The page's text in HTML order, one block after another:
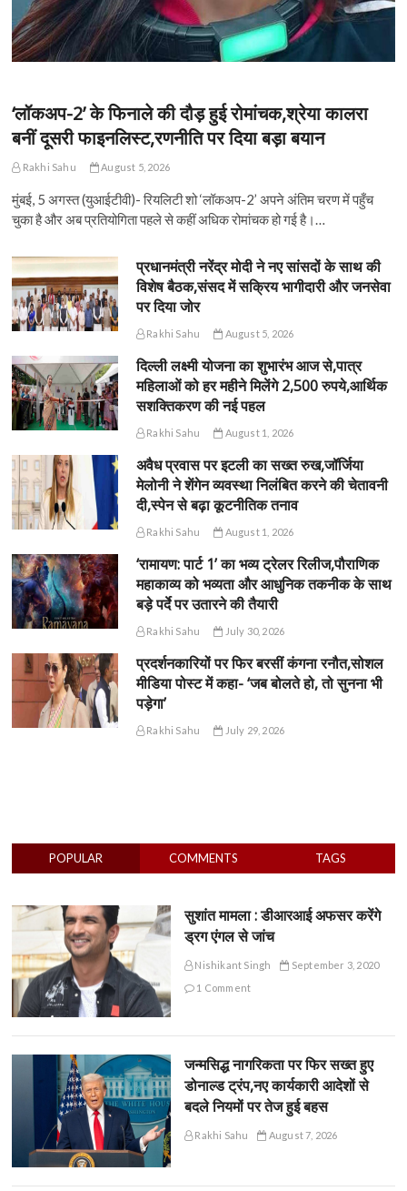
‘लॉकअप-2’ के फिनाले की दौड़ हुई रोमांचक,श्रेया कालरा
बनीं दूसरी फाइनलिस्ट,रणनीति पर दिया बड़ा बयान
Rakhi Sahu August 5, 2026
मुंबई, 5 अगस्त (युआईटीवी)- रियलिटी शो ‘लॉकअप-2’ अपने अंतिम चरण में पहुँच
चुका है और अब प्रतियोगिता पहले से कहीं अधिक रोमांचक हो गई है।…
प्रधानमंत्री नरेंद्र मोदी ने नए सांसदों के साथ की
विशेष बैठक,संसद में सक्रिय भागीदारी और जनसेवा
पर दिया जोर
Rakhi Sahu August 5, 2026
दिल्ली लक्ष्मी योजना का शुभारंभ आज से,पात्र
महिलाओं को हर महीने मिलेंगे 2,500 रुपये,आर्थिक
सशक्तिकरण की नई पहल
Rakhi Sahu August 1, 2026
अवैध प्रवास पर इटली का सख्त रुख,जॉर्जिया
मेलोनी ने शेंगेन व्यवस्था निलंबित करने की चेतावनी
दी,स्पेन से बढ़ा कूटनीतिक तनाव
Rakhi Sahu August 1, 2026
‘रामायण: पार्ट 1’ का भव्य ट्रेलर रिलीज,पौराणिक
महाकाव्य को भव्यता और आधुनिक तकनीक के साथ
बड़े पर्दे पर उतारने की तैयारी
Rakhi Sahu July 30, 2026
प्रदर्शनकारियों पर फिर बरसीं कंगना रनौत,सोशल
मीडिया पोस्ट में कहा- ‘जब बोलते हो, तो सुनना भी
पड़ेगा’
Rakhi Sahu July 29, 2026
POPULAR COMMENTS TAGS
सुशांत मामला : डीआरआई अफसर करेंगे
ड्रग एंगल से जांच
Nishikant Singh
September 3, 2020
1 Comment
जन्मसिद्ध नागरिकता पर फिर सख्त हुए
डोनाल्ड ट्रंप,नए कार्यकारी आदेशों से
बदले नियमों पर तेज हुई बहस
Rakhi Sahu August 7, 2026